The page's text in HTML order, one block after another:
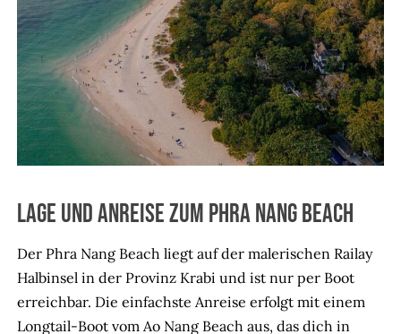
Lage und Anreise zum Phra Nang Beach
Der Phra Nang Beach liegt auf der malerischen Railay
Halbinsel in der Provinz Krabi und ist nur per Boot
erreichbar. Die einfachste Anreise erfolgt mit einem
Longtail-Boot vom Ao Nang Beach aus, das dich in